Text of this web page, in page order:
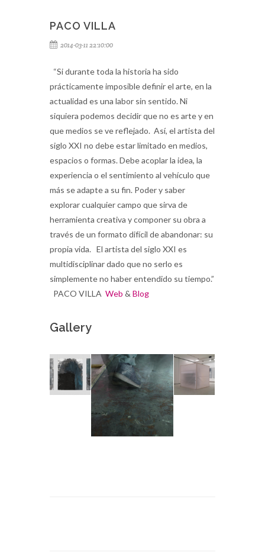
PACO VILLA
2014-03-11 22:10:00
“Si durante toda la historia ha sido
prácticamente imposible definir el arte, en la
actualidad es una labor sin sentido. Ni
siquiera podemos decidir que no es arte y en
que medios se ve reflejado. Así, el artista del
siglo XXI no debe estar limitado en medios,
espacios o formas. Debe acoplar la idea, la
experiencia o el sentimiento al vehículo que
más se adapte a su fin. Poder y saber
explorar cualquier campo que sirva de
herramienta creativa y componer su obra a
través de un formato difícil de abandonar: su
propia vida. El artista del siglo XXI es
multidisciplinar dado que no serlo es
simplemente no haber entendido su tiempo.”
PACO VILLA Web & Blog
Gallery